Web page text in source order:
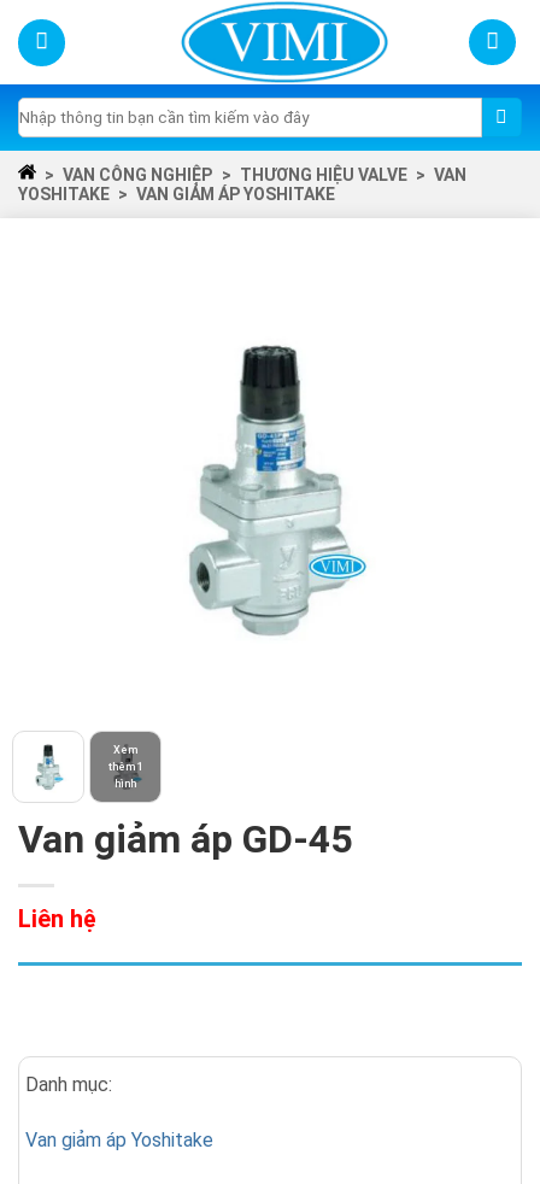
Skip
content
Tìm
kiếm:
> VAN CÔNG NGHIỆP > THƯƠNG HIỆU VALVE > VAN
YOSHITAKE > VAN GIẢM ÁP YOSHITAKE
Xem
thêm 1
hình
Van giảm áp GD-45
Liên hệ
Danh mục:
Van giảm áp Yoshitake